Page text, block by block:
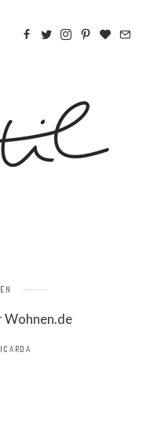
Wohnen.de